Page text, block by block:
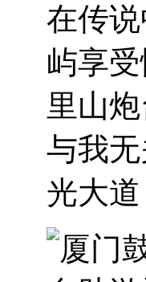
在传
屿享
里山
与我
光大